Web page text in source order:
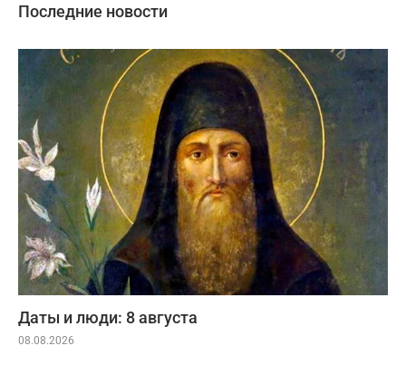
Последние новости
Даты и люди: 8 августа
08.08.2026